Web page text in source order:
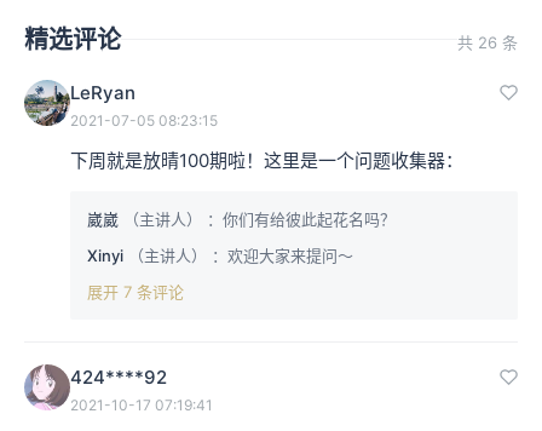
精选评论 共 26 条
LeRyan
2021-07-05 08:23:15
下周就是放晴100期啦！这里是一个问题收集器：
崴崴 （主讲人）
：你们有给彼此起花名吗？
Xinyi
（主讲人）
：欢迎大家来提问～
展开 7 条评论
424****92
2021-10-17 07:19:41